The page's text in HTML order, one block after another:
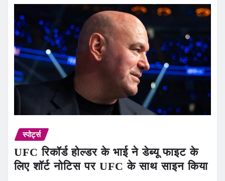
स्पोर्ट्स
UFC रिकॉर्ड होल्डर के भाई ने डेब्यू फाइट के
लिए शॉर्ट नोटिस पर UFC के साथ साइन किया